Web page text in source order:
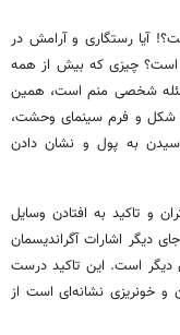
آیا رستگاری و آرامش در
چیزی که بیش از همه
شخصی منم است، همین
شکل و فرم سینمای وحشت،
به پول و نشان دادن
و تاکید به افتادن وسایل
جای دیگر اشاراتآگراندیسمان
است. این تاکید درست
خونریزی نشانه‌ای است از